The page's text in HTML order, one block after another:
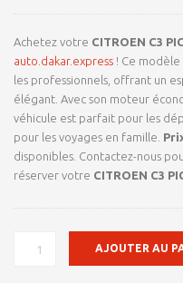
client
Achetez votre CITROEN C3
auto.dakar.express ! Ce
les professionnels, offrant un
élégant. Avec son moteur
véhicule est parfait pour les
pour les voyages en famille.
disponibles. Contactez-nous
réserver votre CITROEN C3
QUANTITÉ
AJOUTER AU